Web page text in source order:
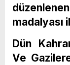
madalyası
Dün
Ve